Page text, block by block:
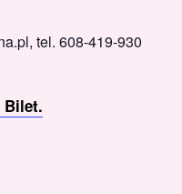
tel. 608-419-930
Bilet.